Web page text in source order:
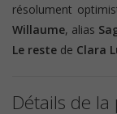
résolument
Willaume, alias
Le reste de Clara
Détails de